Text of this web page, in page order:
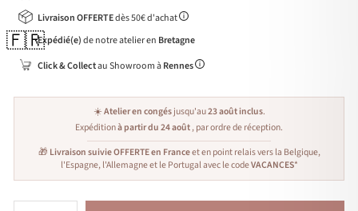
Livraison OFFERTEdès 50€ d'achat
🇫🇷Expédié(e)de notre atelier en Bretagne
Click & Collectau Showroom àRennes
☀️Atelier en congésjusqu'au23 août inclus.
Expéditionà partir du 24 août, par ordre de réception.
🎁 Livraison suivie OFFERTE en Franceet en point relais vers la Belgique,
l'Espagne, l'Allemagne et le Portugal avec le codeVACANCES*